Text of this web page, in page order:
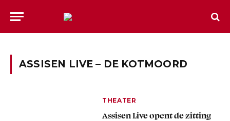
ASSISEN LIVE – DE KOTMOORD
THEATER
Assisen Live opent de zitting